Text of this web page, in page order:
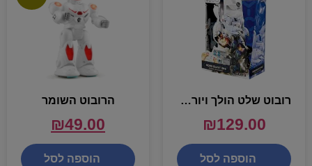
רובוט שלט הולך ויורה חיצים – SILVERLIT
₪129.00
הוספה לסל
הרובוט השומר
₪49.00
הוספה לסל